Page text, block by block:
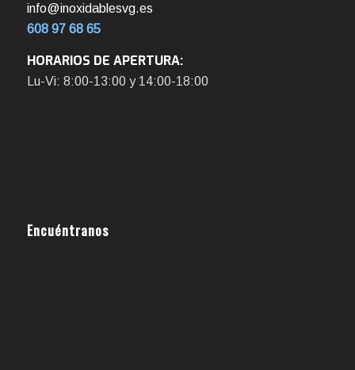
info@inoxidablesvg.es
608 97 68 65
HORARIOS DE APERTURA:
Lu-Vi: 8:00-13:00 y 14:00-18:00
Encuéntranos